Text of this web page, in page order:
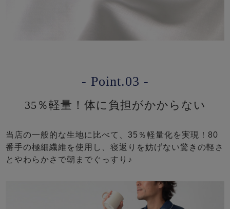
- Point.03 -
35％軽量！体に負担がかからない
当店の一般的な生地に比べて、35％軽量化を実現！80
番手の極細繊維を使用し、寝返りを妨げない驚きの軽さ
とやわらかさで朝までぐっすり♪